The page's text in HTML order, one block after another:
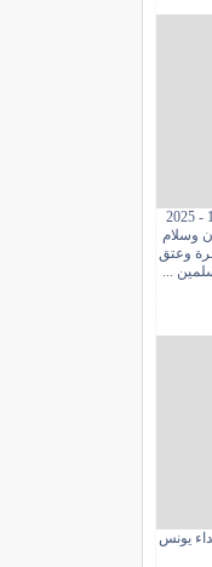
رمضان مبارك 1446 - 2025
وسلام
وعتق
...
يونس